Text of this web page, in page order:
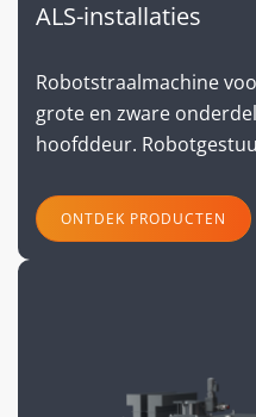
ALS-installaties
Robotstraalmachine
grote en zware
hoofddeur.
ONTDEK PRODUCTEN